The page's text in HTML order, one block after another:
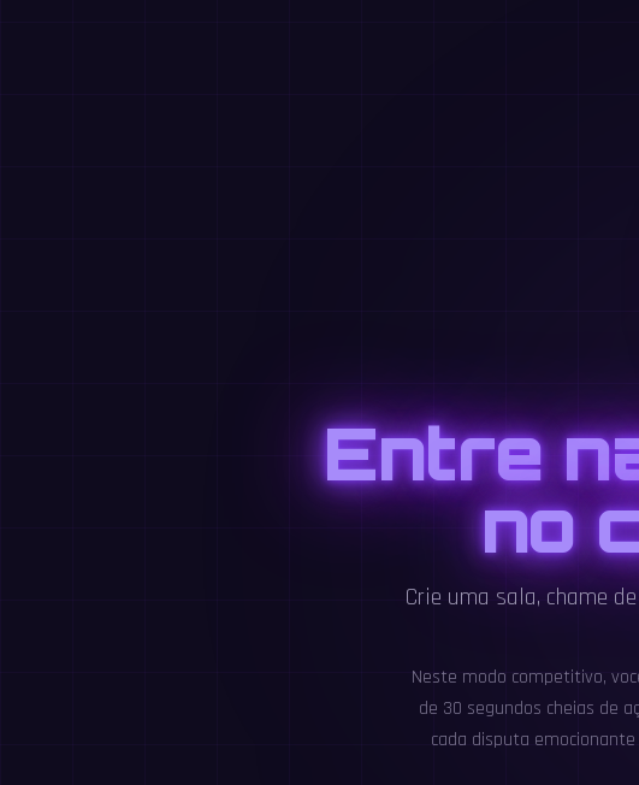
Entre
no
Crie uma sala, chame
Neste modo competitivo,
de 30 segundos cheias de
cada disputa